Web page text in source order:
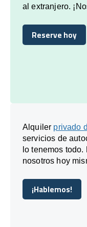
al extranjero.
Reserve hoy
Reserve hoy
Alquiler privado
servicios de
lo tenemos
nosotros hoy
¡Hablemos!
¡Hablemos!